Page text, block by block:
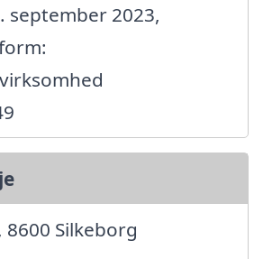
september 2023,
8600 Silkeborg